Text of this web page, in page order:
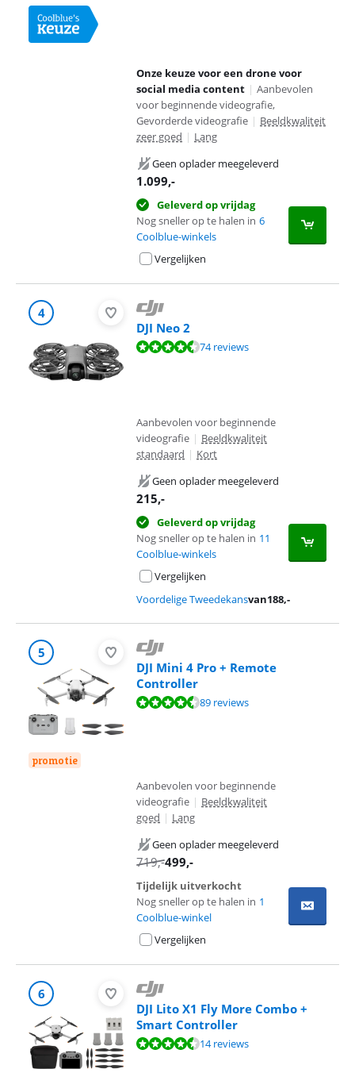
Onze keuze voor een drone voor
social media content | Aanbevolen
voor beginnende videografie,
Gevorderde videografie | Beeldkwaliteit
zeer goed | Lang
Geen oplader meegeleverd
1.099,-
Geleverd op vrijdag
Nog sneller op te halen in 6
Coolblue-winkels
Vergelijken
4
DJI Neo 2
Beoordeling is 8,7 van de 10, gebaseerd op 74 reviews.
74 reviews
Aanbevolen voor beginnende
videografie | Beeldkwaliteit
standaard | Kort
Geen oplader meegeleverd
215,-
Geleverd op vrijdag
Nog sneller op te halen in 11
Coolblue-winkels
Vergelijken
Voordelige Tweedekansvan188,-
5
promotie
DJI Mini 4 Pro + Remote
Controller
Beoordeling is 8,9 van de 10, gebaseerd op 89 reviews.
89 reviews
Aanbevolen voor beginnende
videografie | Beeldkwaliteit
goed | Lang
Geen oplader meegeleverd
719,-499,-
Tijdelijk uitverkocht
Nog sneller op te halen in 1
Coolblue-winkel
Vergelijken
6
DJI Lito X1 Fly More Combo +
Smart Controller
Beoordeling is 9,4 van de 10, gebaseerd op 14 reviews.
14 reviews